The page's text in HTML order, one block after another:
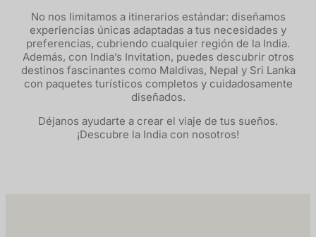
No nos limitamos a itinerarios estándar: diseñamos
experiencias únicas adaptadas a tus necesidades y
preferencias, cubriendo cualquier región de la India.
Además, con India’s Invitation, puedes descubrir otros
destinos fascinantes como Maldivas, Nepal y Sri Lanka
con paquetes turísticos completos y cuidadosamente
diseñados.
Déjanos ayudarte a crear el viaje de tus sueños.
¡Descubre la India con nosotros!